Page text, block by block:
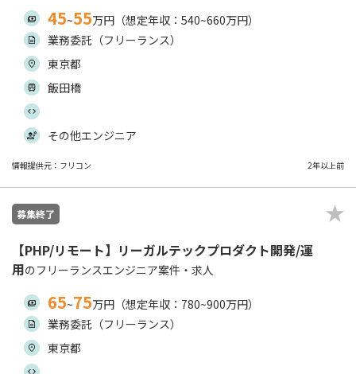
45~55万円（想定年収：540~660万円）
業務委託（フリーランス）
東京都
飯田橋
その他エンジニア
情報提供元：フリコン 2年以上前
募集終了
【PHP/リモート】リーガルテックプロダクト開発/運
用のフリーランスエンジニア案件・求人
65~75万円（想定年収：780~900万円）
業務委託（フリーランス）
東京都